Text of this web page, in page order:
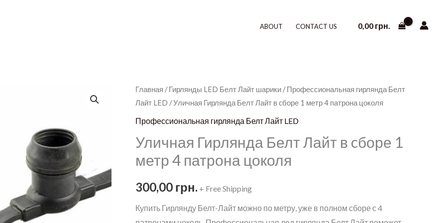
ABOUT CONTACT US 0,00 грн.
Главная /Гирлянды LED Белт Лайт шарики /Профессиональная гирлянда Белт
Лайт LED / Уличная Гирлянда Белт Лайт в cборе 1 метр 4 патрона цоколя
Профессиональная гирлянда Белт Лайт LED
Уличная Гирлянда Белт Лайт в cборе 1
метр 4 патрона цоколя
300,00 грн. + Free Shipping
Купить Гирлянду Белт-Лайт можно по метру, уже в полном сборе с 4